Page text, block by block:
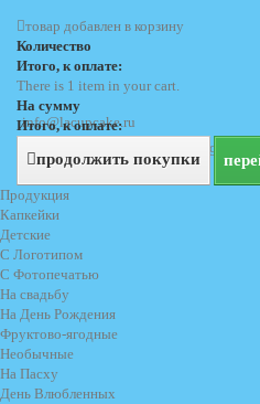
info@lacupcake.ru
+7 (495) 729 69 62
+7 (903) 729 69 62
товар добавлен в корзину
Количество
Итого, к оплате:
There is 1 item in your cart.
На сумму
Итого, к оплате:
продолжить покупки
Продукция
Капкейки
Детские
С Логотипом
С Фотопечатью
На свадьбу
На День Рождения
Фруктово-ягодные
Необычные
На Пасху
День Влюбленных